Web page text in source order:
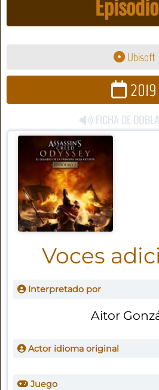
Ubisoft
2019
FICHA DE
Voces
Interpretado por
Aitor
Actor idioma original
Juego